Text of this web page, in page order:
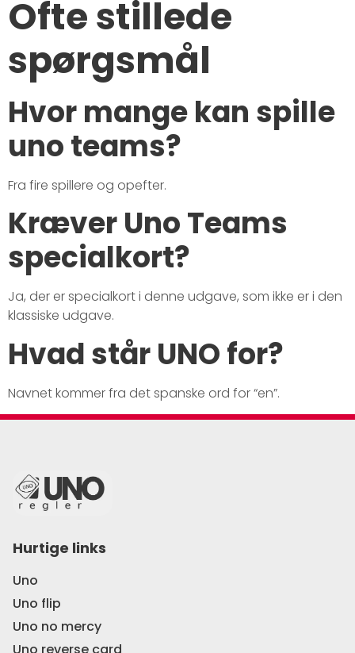
Ofte stillede
spørgsmål
Hvor mange kan spille
uno teams?
Fra fire spillere og opefter.
Kræver Uno Teams
specialkort?
Ja, der er specialkort i denne udgave, som ikke er i den
klassiske udgave.
Hvad står UNO for?
Navnet kommer fra det spanske ord for “en”.
Hurtige links
Uno
Uno flip
Uno no mercy
Uno reverse card